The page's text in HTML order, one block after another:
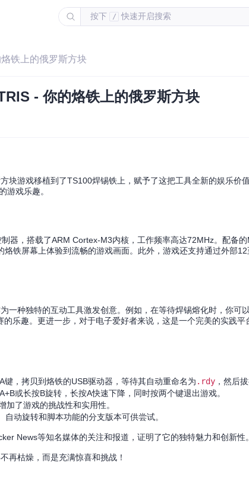
按下 / 快速开启搜索
铁上的俄罗斯方块
- 你的烙铁上的俄罗斯方块
块游戏移植到了TS100焊锡铁上，赋予了这把工具全新的娱乐价
游戏乐趣。
器，搭载了ARM Cortex-M3内核，工作频率高达72MHz。配备
铁屏幕上体验到流畅的游戏画面。此外，游戏还支持通过外部
一种独特的互动工具激发创意。例如，在等待焊锡熔化时，你可
乐趣。更进一步，对于电子爱好者来说，这是一个完美的实践
键，拷贝到烙铁的USB驱动器，等待其自动重命名为 .rdy ，然后
或长按B旋转，长按A快速下降，同时按两个键退出游戏。
加了游戏的挑战性和实用性。
自动旋转和脚本功能的分支版本可供尝试。
News等知名媒体的关注和报道，证明了它的独特魅力和创新性。
再枯燥，而是充满惊喜和挑战！